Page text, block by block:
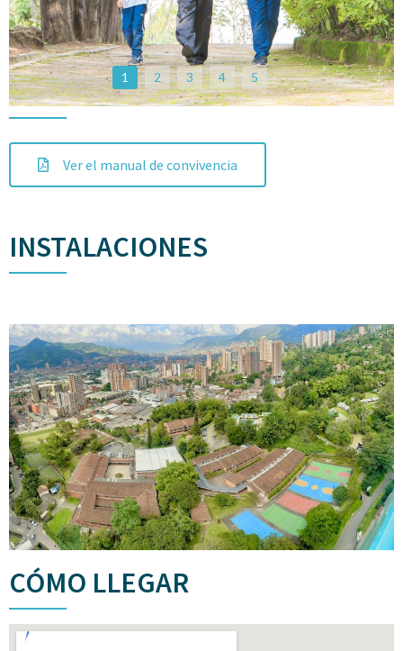
1 2 3 4 5
Ver el manual de convivencia
INSTALACIONES
CÓMO LLEGAR